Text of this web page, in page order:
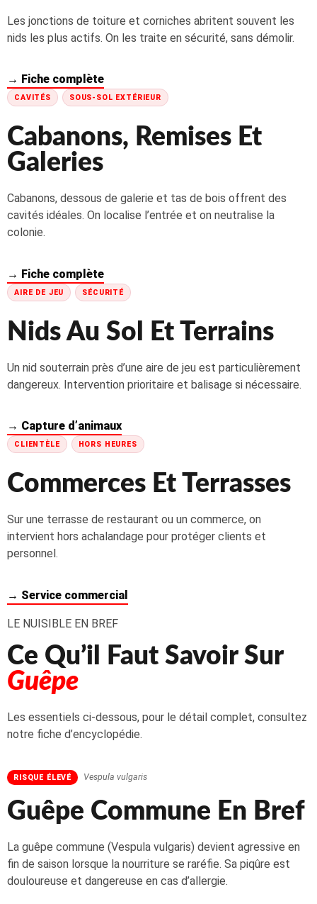
Les jonctions de toiture et corniches abritent souvent les
nids les plus actifs. On les traite en sécurité, sans démolir.
→ Fiche complète
CAVITÉS SOUS-SOL EXTÉRIEUR
Cabanons, Remises Et
Galeries
Cabanons, dessous de galerie et tas de bois offrent des
cavités idéales. On localise l’entrée et on neutralise la
colonie.
→ Fiche complète
AIRE DE JEU SÉCURITÉ
Nids Au Sol Et Terrains
Un nid souterrain près d’une aire de jeu est particulièrement
dangereux. Intervention prioritaire et balisage si nécessaire.
→ Capture d’animaux
CLIENTÈLE HORS HEURES
Commerces Et Terrasses
Sur une terrasse de restaurant ou un commerce, on
intervient hors achalandage pour protéger clients et
personnel.
→ Service commercial
LE NUISIBLE EN BREF
Ce Qu’il Faut Savoir Sur
Guêpe
Les essentiels ci-dessous, pour le détail complet, consultez
notre fiche d’encyclopédie.
RISQUE ÉLEVÉ Vespula vulgaris
Guêpe Commune En Bref
La guêpe commune (Vespula vulgaris) devient agressive en
fin de saison lorsque la nourriture se raréfie. Sa piqûre est
douloureuse et dangereuse en cas d’allergie.